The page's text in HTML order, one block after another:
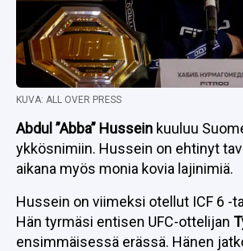
KUVA: ALL OVER PRESS
Abdul ”Abba” Hussein kuuluu
ykkösnimiin. Hussein on ehtinyt
aikana myös monia kovia lajinimiä.
Hussein on viimeksi otellut ICF 6 -
Hän tyrmäsi entisen UFC-ottelijan
ensimmäisessä erässä. Hänen